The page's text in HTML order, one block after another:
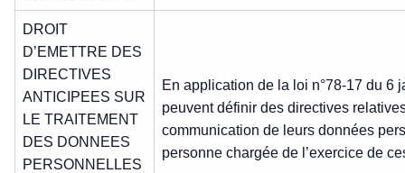
DROIT
D’EMETTRE DES
DIRECTIVES
ANTICIPEES SUR
LE TRAITEMENT
DES DONNEES
PERSONNELLES
En application de la loi n°78-17 du 6
peuvent définir des directives
communication de leurs données
personne chargée de l’exercice de